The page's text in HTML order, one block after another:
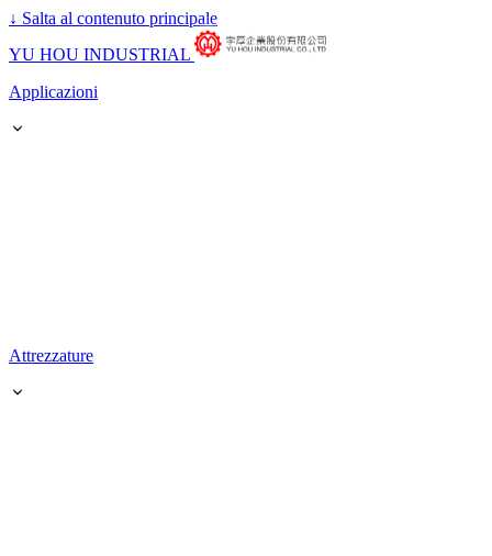
↓ Salta al contenuto principale
YU HOU INDUSTRIAL
Applicazioni
Attrezzature